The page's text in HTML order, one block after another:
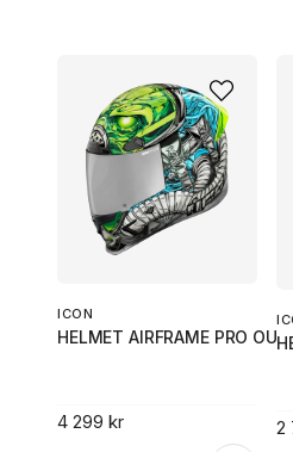
ICON
HELMET AIRFRAME PRO
4 299 kr 2